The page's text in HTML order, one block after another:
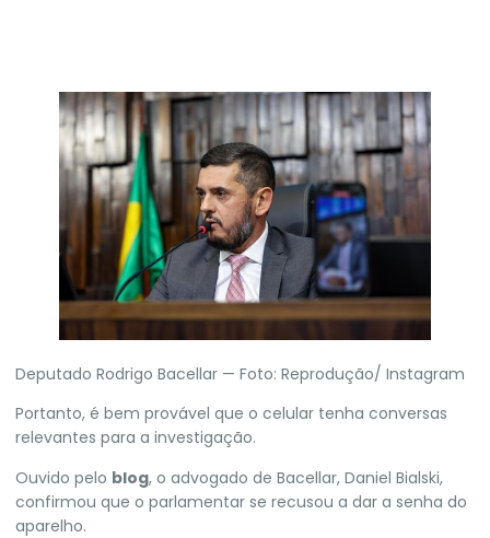
Deputado Rodrigo Bacellar — Foto: Reprodução/ Instagram
Portanto, é bem provável que o celular tenha conversas
relevantes para a investigação.
Ouvido pelo blog, o advogado de Bacellar, Daniel Bialski,
confirmou que o parlamentar se recusou a dar a senha do
aparelho.